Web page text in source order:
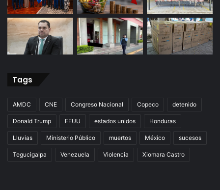
Tags
AMDC CNE Congreso Nacional Copeco detenido
Donald Trump EEUU estados unidos Honduras
Lluvias Ministerio Público muertos México sucesos
Tegucigalpa Venezuela Violencia Xiomara Castro